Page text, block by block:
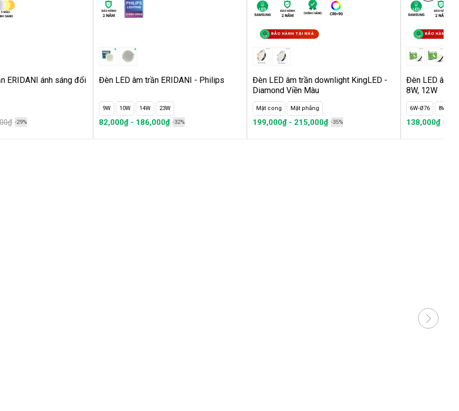
đèn= Tổng lumen / Lumen của 1 đèn
ERIDANI ánh sáng đổi
-29%
Đèn LED âm trần ERIDANI - Philips
9W 10W 14W 23W
82,000₫ - 186,000₫ -32%
BẢO HÀNH TẠI NHÀ
Đèn LED âm trần downlight KingLED -
Diamond Viền Màu
Mặt cong Mặt phẳng
199,000₫ - 215,000₫ -35%
BẢO HÀNH TẠI
Đèn LED âm
8W, 12W
6W-Ø76 8W-Ø90
138,000₫ -